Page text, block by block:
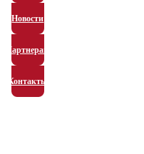
Новости
Партнерам
Контакты